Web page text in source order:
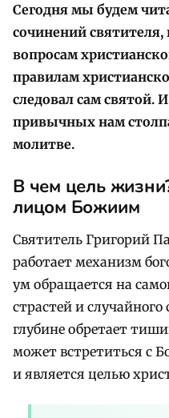
Сегодня мы будем
сочинений
вопросам
правилам
следовал сам святой.
привычных нам
молитве.
В чем цель
лицом Божиим
Святитель Григорий
работает механизм
ум обращается на
страстей и
глубине обретает
может встретиться с
и является целью